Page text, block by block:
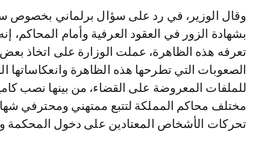
وقال الوزير، في رد على سؤال برلماني بخصوص سبل مكافحة ظاهرة الإدلاء
بشهادة الزور في العقود العرفية وأمام المحاكم،
تعرفه هذه الظاهرة، عملت الوزارة على اتخاذ بعض
الصعوبات التي تطرحها هذه الظاهرة وانعكاساتها
للملفات المعروضة على القضاء، من بينها نصب
مختلف محاكم المملكة لتتبع ممتهني ومحترفي
تحركات الأشخاص المعتادين على دخول المحكمة